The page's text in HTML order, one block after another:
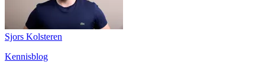
Sjors Kolsteren
Kennisblog